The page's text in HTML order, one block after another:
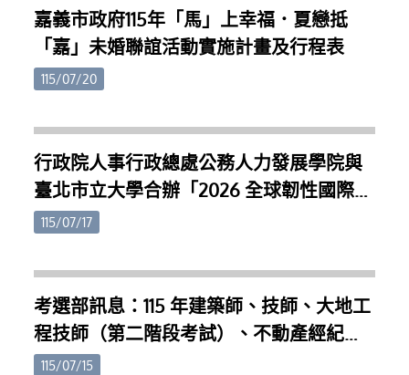
嘉義市政府115年「馬」上幸福．夏戀抵
「嘉」未婚聯誼活動實施計畫及行程表
115/07/20
行政院人事行政總處公務人力發展學院與
臺北市立大學合辦「2026 全球韌性國際研
討會」，歡迎同仁踴躍報名。
115/07/17
考選部訊息：115 年建築師、技師、大地工
程技師（第二階段考試）、不動產經紀
人、記帳士考試自 115 年 8 月 4 日至 13 日
115/07/15